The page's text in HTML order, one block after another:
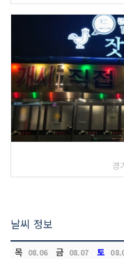
경
날씨 정보
목 08.06 금 08.07 토